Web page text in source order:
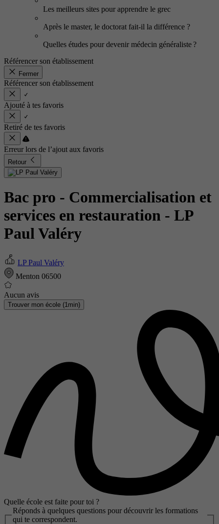
Les meilleurs sites pour apprendre le grec
Après le master, le doctorat fait-il la différence ?
Quelles études pour devenir médecin généraliste ?
Référencer son établissement
Fermer
Référencer son établissement
Ajouté à tes favoris
Retiré de tes favoris
Erreur lors de l’ajout aux favoris
Retour
Bac pro - Commercialisation et
services en restauration - LP
Paul Valéry
LP Paul Valéry
Menton 06500
Aucun avis
Trouver mon école (1min)
Quelle école est faite pour toi ?
Réponds à quelques questions pour découvrir les formations
qui te correspondent.